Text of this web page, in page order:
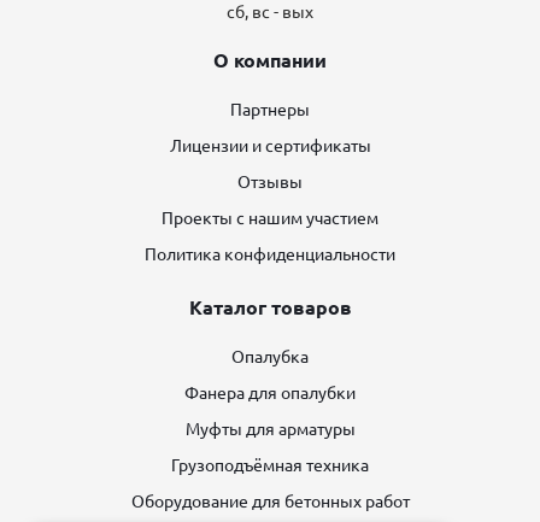
сб, вс - вых
О компании
Партнеры
Лицензии и сертификаты
Отзывы
Проекты с нашим участием
Политика конфиденциальности
Каталог товаров
Опалубка
Фанера для опалубки
Муфты для арматуры
Грузоподъёмная техника
Оборудование для бетонных работ